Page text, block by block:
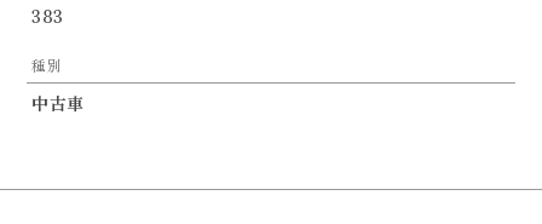
383
種別
中古車